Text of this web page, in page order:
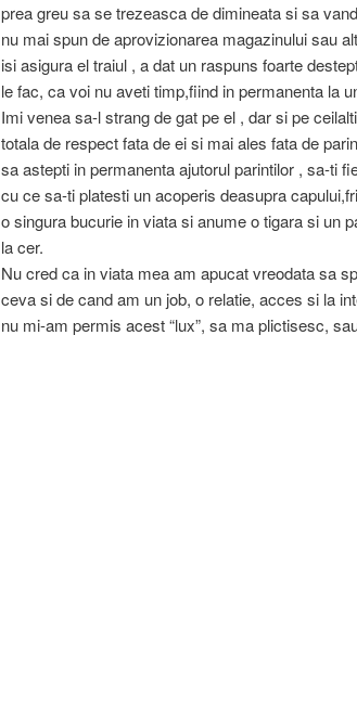
prea greu sa se trezeasca de dimineata si sa
nu mai spun de aprovizionarea magazinului sau
isi asigura el traiul , a dat un raspuns foarte
le fac, ca voi nu aveti timp,fiind in permanenta la
Imi venea sa-l strang de gat pe el , dar si pe
totala de respect fata de ei si mai ales fata de
sa astepti in permanenta ajutorul parintilor , sa-ti
cu ce sa-ti platesti un acoperis deasupra
o singura bucurie in viata si anume o tigara si un
la cer.
Nu cred ca in viata mea am apucat vreodata sa
ceva si de cand am un job, o relatie, acces si la
nu mi-am permis acest “lux”, sa ma plictisesc,